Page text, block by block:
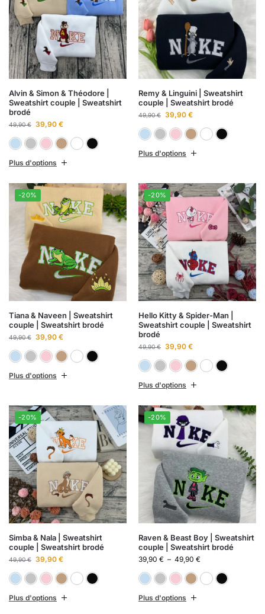
Alvin & Simon & Théodore |
Sweatshirt couple | Sweatshirt
brodé
49,90€ 39,90 €
Bleu cielGris chiné BlancNoir
Plus d'options
Remy & Linguini | Sweatshirt
couple | Sweatshirt brodé
49,90€ 39,90 €
Bleu cielGris chiné
Plus d'options
-20%
Tiana & Naveen | Sweatshirt
couple | Sweatshirt brodé
49,90€ 39,90 €
Bleu cielGris chiné
Plus d'options
-20%
Hello Kitty & Spider-Man |
Sweatshirt couple | Sweatshirt
brodé
49,90€ 39,90 €
Bleu cielGris chiné
Plus d'options
-20%
Simba & Nala | Sweatshirt
couple | Sweatshirt brodé
49,90€ 39,90 €
Bleu cielGris chiné BlancNoir
Plus d'options
-20%
Raven & Beast Boy | Sweatshirt
couple | Sweatshirt brodé
39,90 € – 49,90 €
Bleu cielGris chiné
Plus d'options